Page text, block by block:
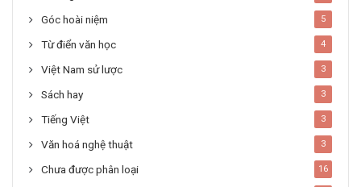
Góc hoài niệm 5
Từ điển văn học 4
Việt Nam sử lược 3
Sách hay 3
Tiếng Việt 3
Văn hoá nghệ thuật 3
Chưa được phân loại 16